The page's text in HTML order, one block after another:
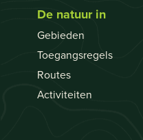
De natuur in
Gebieden
Toegangsregels
Routes
Activiteiten